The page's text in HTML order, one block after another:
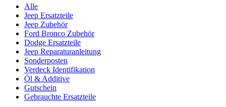
Alle
Jeep Ersatzteile
Jeep Zubehör
Ford Bronco Zubehör
Dodge Ersatzteile
Jeep Reparaturanleitung
Sonderposten
Verdeck Identifikation
Öl & Additive
Gutschein
Gebrauchte Ersatzteile